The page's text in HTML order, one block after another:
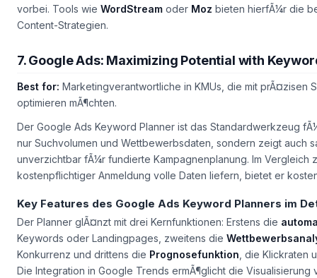
vorbei. Tools wie WordStream oder Moz bieten hierfÃ¼r die
Content-Strategien.
7. Google Ads: Maximizing Potential with
Best for: Marketingverantwortliche in KMUs, die mit prÃ¤zisen
optimieren mÃ¶chten.
Der Google Ads Keyword Planner ist das Standardwerkzeug
nur Suchvolumen und Wettbewerbsdaten, sondern zeigt auch
unverzichtbar fÃ¼r fundierte Kampagnenplanung. Im Vergleich
kostenpflichtiger Anmeldung volle Daten liefern, bietet er
Key Features des Google Ads Keyword Planners im
Der Planner glÃ¤nzt mit drei Kernfunktionen: Erstens die
Keywords oder Landingpages, zweitens die
Konkurrenz und drittens die Prognosefunktion , die Klickraten
Die Integration in Google Trends ermÃ¶glicht die Visualisierung